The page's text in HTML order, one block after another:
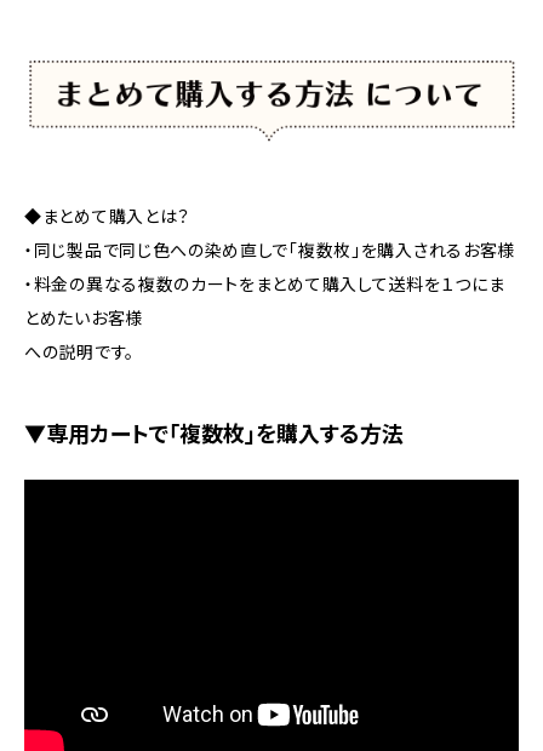
◆まとめて購入とは？
・同じ製品で同じ色への染め直しで「複数枚」を購入されるお客様
・料金の異なる複数のカートをまとめて購入して送料を１つにま
とめたいお客様
への説明です。
▼専用カートで「複数枚」を購入する方法